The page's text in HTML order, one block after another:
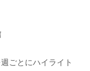
ごとにハイライト